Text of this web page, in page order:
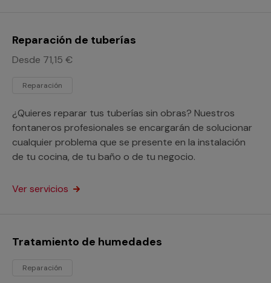
Reparación de tuberías
Desde 71,15 €
Reparación
¿Quieres reparar tus tuberías sin obras? Nuestros
fontaneros profesionales se encargarán de solucionar
cualquier problema que se presente en la instalación
de tu cocina, de tu baño o de tu negocio.
Ver servicios
Tratamiento de humedades
Reparación